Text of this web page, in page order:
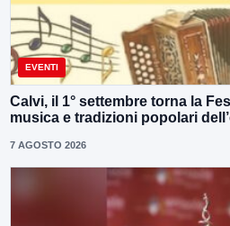
EVENTI
Calvi, il 1° settembre torna la
musica e tradizioni popolari
7 AGOSTO 2026